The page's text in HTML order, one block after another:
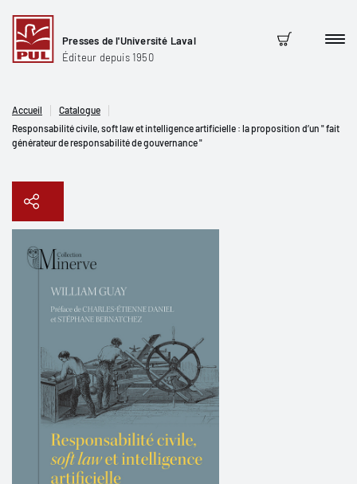
Presses de l'Université Laval
Éditeur depuis 1950
Panier
Accueil
Catalogue
Responsabilité civile, soft law et intelligence artificielle : la proposition d’un " fait
générateur de responsabilité de gouvernance "